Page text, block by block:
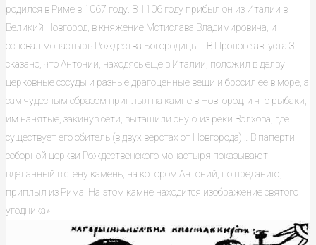
родился в Риме в 1067 году. В 1106 году прибыл он из Италии в
Великий Новгород, в княжение Мстислава Владимировича, и
основал монастырь Рождества Богородицы… В Прологе августа 3
сказано, что Антоний, находясь еще в Италии, положил в делву
церковные сосуды и разные драгоценные вещи и бросил ее в море, а
сам чудесным образом приплыл на камне в Новгород; и что рыбаки,
им нанятые, закинув сети, вытащили оную из реки Волхова, где
существует его обитель (в двух верстах от Новгорода)… В паперти
соборной церкви Рождественского монастыря показывают
вделанный в стену камень, на котором Антоний, по преданию,
приплыл из Рима. На этом камне находится изображение святого
угодника».